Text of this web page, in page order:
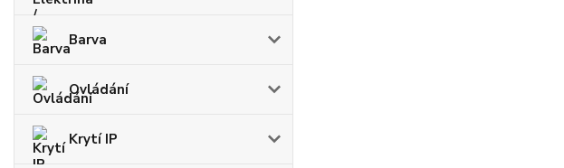
Barva
Ovládání
Krytí IP